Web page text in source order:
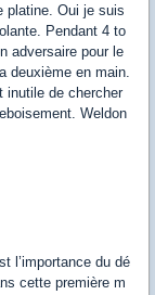
platine. Oui je suis
Pendant 4 to
adversaire pour le
deuxième en main.
inutile de chercher
Weldon
l’importance du dé
cette première m